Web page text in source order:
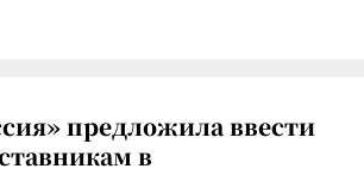
предложила ввести
в